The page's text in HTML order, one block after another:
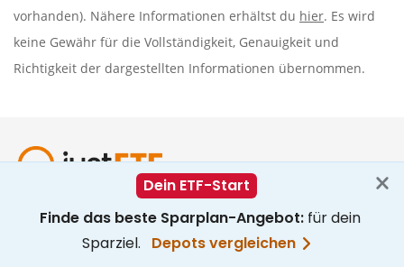
vorhanden). Nähere Informationen erhältst du hier. Es wird
keine Gewähr für die Vollständigkeit, Genauigkeit und
Richtigkeit der dargestellten Informationen übernommen.